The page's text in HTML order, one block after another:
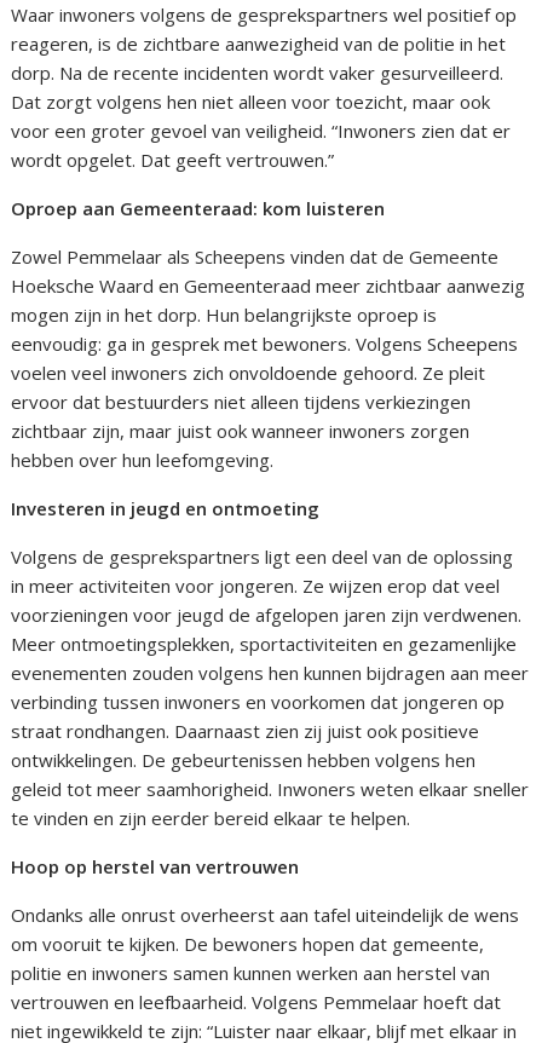
Waar inwoners volgens de gesprekspartners wel positief op
reageren, is de zichtbare aanwezigheid van de politie in het
dorp. Na de recente incidenten wordt vaker gesurveilleerd.
Dat zorgt volgens hen niet alleen voor toezicht, maar ook
voor een groter gevoel van veiligheid. “Inwoners zien dat er
wordt opgelet. Dat geeft vertrouwen.”
Oproep aan Gemeenteraad: kom luisteren
Zowel Pemmelaar als Scheepens vinden dat de Gemeente
Hoeksche Waard en Gemeenteraad meer zichtbaar aanwezig
mogen zijn in het dorp. Hun belangrijkste oproep is
eenvoudig: ga in gesprek met bewoners. Volgens Scheepens
voelen veel inwoners zich onvoldoende gehoord. Ze pleit
ervoor dat bestuurders niet alleen tijdens verkiezingen
zichtbaar zijn, maar juist ook wanneer inwoners zorgen
hebben over hun leefomgeving.
Investeren in jeugd en ontmoeting
Volgens de gesprekspartners ligt een deel van de oplossing
in meer activiteiten voor jongeren. Ze wijzen erop dat veel
voorzieningen voor jeugd de afgelopen jaren zijn verdwenen.
Meer ontmoetingsplekken, sportactiviteiten en gezamenlijke
evenementen zouden volgens hen kunnen bijdragen aan meer
verbinding tussen inwoners en voorkomen dat jongeren op
straat rondhangen. Daarnaast zien zij juist ook positieve
ontwikkelingen. De gebeurtenissen hebben volgens hen
geleid tot meer saamhorigheid. Inwoners weten elkaar sneller
te vinden en zijn eerder bereid elkaar te helpen.
Hoop op herstel van vertrouwen
Ondanks alle onrust overheerst aan tafel uiteindelijk de wens
om vooruit te kijken. De bewoners hopen dat gemeente,
politie en inwoners samen kunnen werken aan herstel van
vertrouwen en leefbaarheid. Volgens Pemmelaar hoeft dat
niet ingewikkeld te zijn: “Luister naar elkaar, blijf met elkaar in